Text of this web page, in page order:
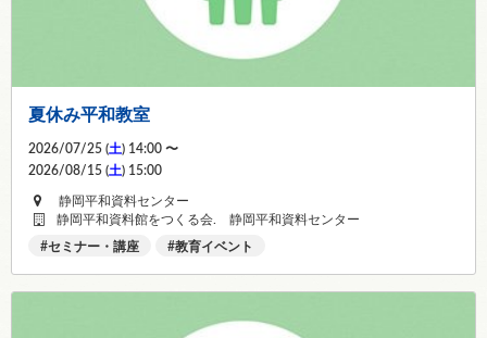
夏休み平和教室
2026/07/25 (土) 14:00 〜
2026/08/15 (土) 15:00
静岡平和資料センター
静岡平和資料館をつくる会. 静岡平和資料センター
セミナー・講座 教育イベント